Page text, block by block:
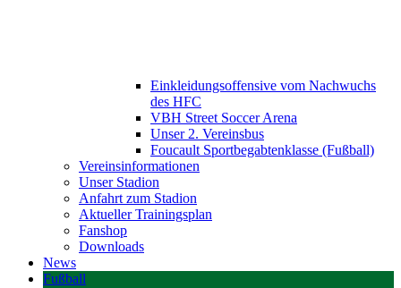
Einkleidungsoffensive vom Nachwuchs
des HFC
VBH Street Soccer Arena
Unser 2. Vereinsbus
Foucault Sportbegabtenklasse (Fußball)
Vereinsinformationen
Unser Stadion
Anfahrt zum Stadion
Aktueller Trainingsplan
Fanshop
Downloads
News
Fußball